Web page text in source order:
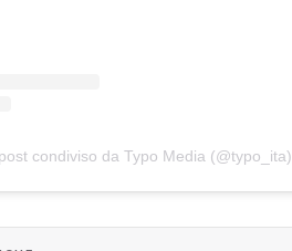
condiviso da Typo Media (@typo_ita)